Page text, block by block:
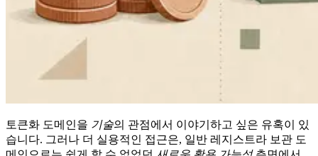
토큰화 도메인을 기술의 관점에서 이야기하고 싶은 유혹이 있
습니다. 그러나 더 실용적인 접근은, 일반 레지스트라 보관 도